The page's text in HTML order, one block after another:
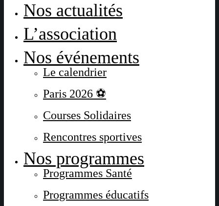
Nos actualités
L’association
Nos événements
Le calendrier
Paris 2026 ⚽
Courses Solidaires
Rencontres sportives
Nos programmes
Programmes Santé
Programmes éducatifs